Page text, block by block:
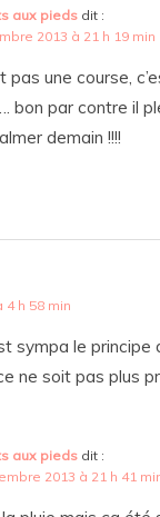
aux pieds dit :
2013 à 21 h 19 min
pas une course,
bon par contre il
demain !!!!
4 h 58 min
sympa le principe
ne soit pas plus
aux pieds dit :
2013 à 21 h 41